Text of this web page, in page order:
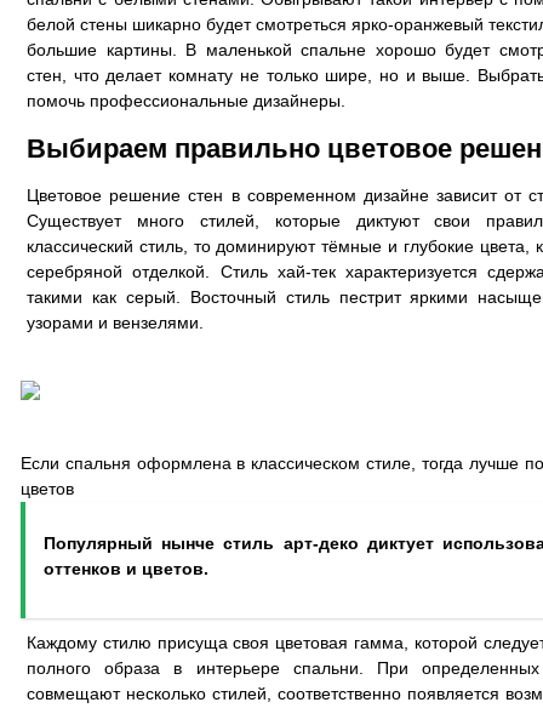
белой стены шикарно будет смотреться ярко-оранжевый
большие картины. В маленькой спальне хорошо будет
стен, что делает комнату не только шире, но и выше.
помочь профессиональные дизайнеры.
Выбираем правильно цветовое
Цветовое решение стен в современном дизайне зависит от
Существует много стилей, которые диктуют свои
классический стиль, то доминируют тёмные и глубокие цвета,
серебряной отделкой. Стиль хай-тек характеризуется
такими как серый. Восточный стиль пестрит яркими
узорами и вензелями.
Если спальня оформлена в классическом стиле, тогда лучше
цветов
Популярный нынче стиль арт-деко диктует
оттенков и цветов.
Каждому стилю присуща своя цветовая гамма, которой
полного образа в интерьере спальни. При
совмещают несколько стилей, соответственно появляется